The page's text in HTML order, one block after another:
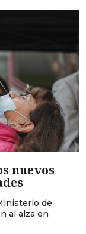
nuevos
de
al alza en